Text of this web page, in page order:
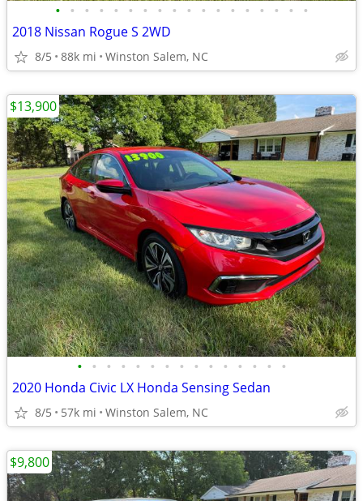
• • • • • • • • • • • • • • • • • •
2018 Nissan Rogue S 2WD
8/5 88k mi Winston Salem, NC
• • • • • • • • • • • • • • •
2020 Honda Civic LX Honda Sensing Sedan
8/5 57k mi Winston Salem, NC
$13,900
$9,800